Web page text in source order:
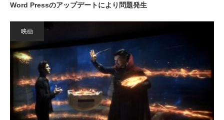
Word Pressのアップデートにより問題発生
映画